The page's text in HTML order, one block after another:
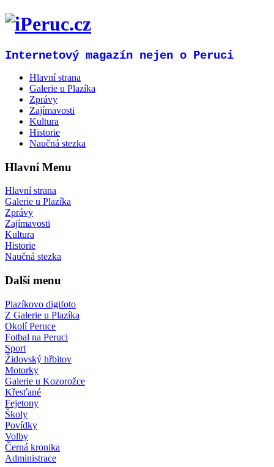
Internetový magazín nejen o Peruci
Hlavní strana
Galerie u Plazíka
Zprávy
Zajímavosti
Kultura
Historie
Naučná stezka
Hlavní Menu
Hlavní strana
Galerie u Plazíka
Zprávy
Zajímavosti
Kultura
Historie
Naučná stezka
Další menu
Plazíkovo digifoto
Z Galerie u Plazíka
Okolí Peruce
Fotbal na Peruci
Sport
Židovský hřbitov
Motorky
Galerie u Kozorožce
Křesťané
Fejetony
Školy
Povídky
Volby
Černá kronika
Administrace